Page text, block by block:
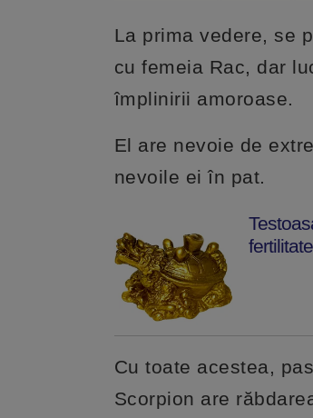
La prima vedere, se
cu femeia Rac, dar
împlinirii amoroase.
El are nevoie de
nevoile ei în pat.
Cu toate acestea,
Scorpion are